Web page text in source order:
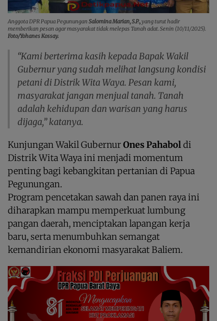
Anggota DPR Papua Pegunungan Salomina Marian, S.P.,yang turut hadir
memberikan pesan agar masyarakat tidak melepas Tanah adat. Senin (10/11/2025).
Foto/Yohanes Kossay.
“Kami berterima kasih kepada Bapak Wakil
Gubernur yang sudah melihat langsung kondisi
petani di Distrik Wita Waya. Pesan kami,
masyarakat jangan menjual tanah. Tanah
adalah kehidupan dan warisan yang harus
dijaga,” katanya.
Kunjungan Wakil GubernurOnes Pahabol di
Distrik Wita Waya ini menjadi momentum
penting bagi kebangkitan pertanian di Papua
Pegunungan.
Program pencetakan sawah dan panen raya ini
diharapkan mampu memperkuat lumbung
pangan daerah, menciptakan lapangan kerja
baru, serta menumbuhkan semangat
kemandirian ekonomi masyarakat Baliem.